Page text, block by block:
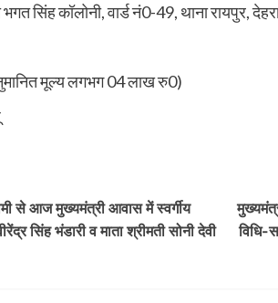
भगत सिंह कॉलोनी, वार्ड नं0-49, थाना रायपुर,
मूल्य लगभग 04 लाख रु0)
से आज मुख्यमंत्री आवास में स्वर्गीय
सिंह भंडारी व माता श्रीमती सोनी देवी
विधि-